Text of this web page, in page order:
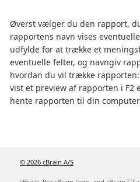
Øverst vælger du den rapport,
rapportens navn vises
udfylde for at trække et
eventuelle felter, og navngiv
hvordan du vil trække
vist et preview af rapporten i F2
hente rapporten til din
© 2026 cBrain A/S